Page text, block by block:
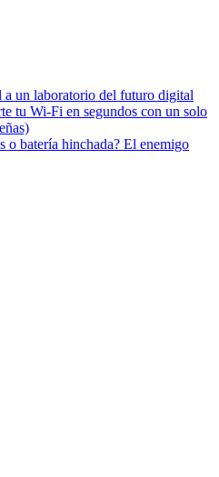
un laboratorio del futuro digital
tu Wi-Fi en segundos con un solo
o batería hinchada? El enemigo